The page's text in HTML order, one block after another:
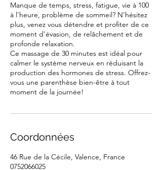
Manque de temps, stress, fatigue, vie à 100
à l'heure, problème de sommeil? N’hésitez
plus, venez vous détendre et profiter de ce
moment d’évasion, de relâchement et de
profonde relaxation.
Ce massage de 30 minutes est idéal pour
calmer le système nerveux en réduisant la
production des hormones de stress. Offrez-
vous une parenthèse bien-être à tout
moment de la journée!
Coordonnées
46 Rue de la Cécile, Valence, France
0752066025